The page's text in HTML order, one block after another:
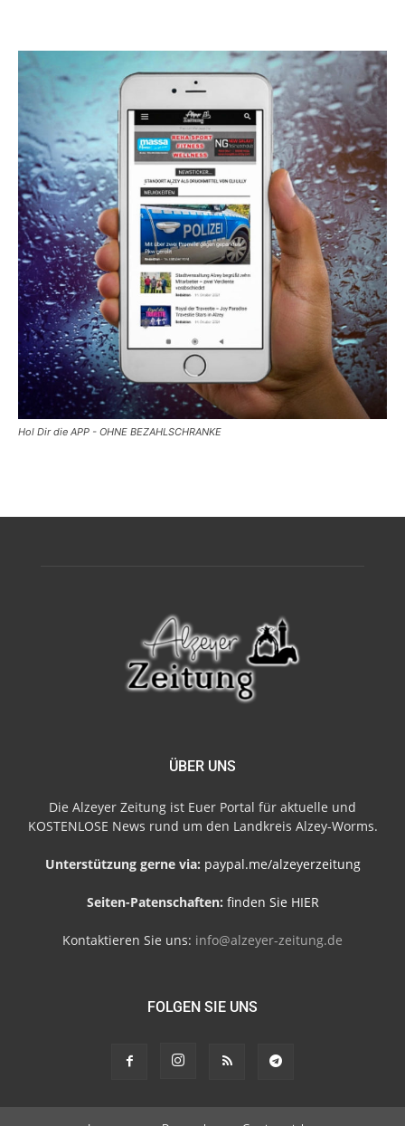
Hol Dir die APP - OHNE BEZAHLSCHRANKE
ÜBER UNS
Die Alzeyer Zeitung ist Euer Portal für aktuelle und
KOSTENLOSE News rund um den Landkreis Alzey-Worms.
Unterstützung gerne via: paypal.me/alzeyerzeitung
Seiten-Patenschaften: finden Sie HIER
Kontaktieren Sie uns: info@alzeyer-zeitung.de
FOLGEN SIE UNS